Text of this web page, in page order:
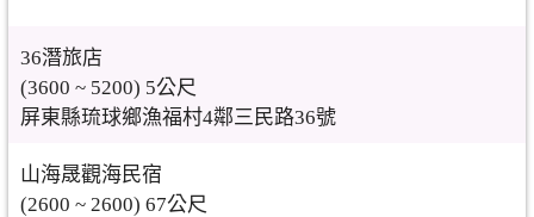
36潛旅店
(3600 ~ 5200) 5公尺
屏東縣琉球鄉漁福村4鄰三民路36號
山海晟觀海民宿
(2600 ~ 2600) 67公尺